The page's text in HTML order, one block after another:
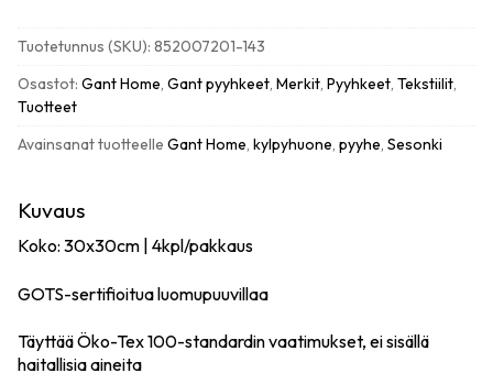
anchor
grey
määrä
Tuotetunnus (SKU): 852007201-143
Osastot: Gant Home, Gant pyyhkeet, Merkit, Pyyhkeet, Tekstiilit,
Tuotteet
Avainsanat tuotteelle Gant Home, kylpyhuone, pyyhe, Sesonki
Kuvaus
Koko: 30x30cm | 4kpl/pakkaus
GOTS-sertifioitua luomupuuvillaa
Täyttää Öko-Tex 100-standardin vaatimukset, ei sisällä
haitallisia aineita